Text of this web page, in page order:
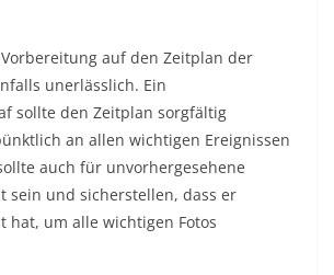
auf den Zeitplan der
unerlässlich. Ein
sollte den Zeitplan sorgfältig
an allen wichtigen Ereignissen
auch für unvorhergesehene
sein und sicherstellen, dass er
hat, um alle wichtigen Fotos